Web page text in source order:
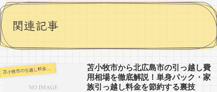
関連記事
苫小牧市の引越し料金・代金相場・見積り情報
苫小牧市から北広島市の引っ越し費
用相場を徹底解説！単身パック・家
族引っ越し料金を節約する裏技